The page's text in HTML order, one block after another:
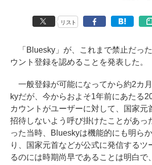
リスト
「Bluesky」が、これまで禁止だっ
ウント登録を認めることを発表した。
一般登録が可能になってから約2カ
kyだが、今からおよそ1年前にあたる
カウントがユーザーに対して、国家元
招待しないよう呼び掛けたことがあっ
った当時、Blueskyは機能的にも明ら
り、国家元首などが公式に発信するツ
るのには時期尚早であることは明白で